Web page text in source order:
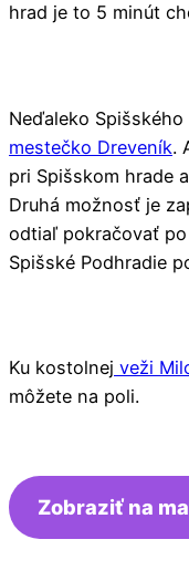
hrad je to 5 minút
Neďaleko
mestečko Dreveník.
pri Spišskom hrade
Druhá možnosť je
odtiaľ pokračovať
Spišské Podhradie
Ku kostolnej veži
môžete na poli.
Zobraziť na